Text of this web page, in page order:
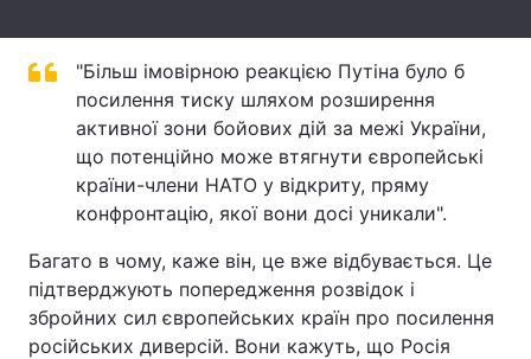
"Більш імовірною реакцією Путіна було б
посилення тиску шляхом розширення
активної зони бойових дій за межі України,
що потенційно може втягнути європейські
країни-члени НАТО у відкриту, пряму
конфронтацію, якої вони досі уникали".
Багато в чому, каже він, це вже відбувається. Це
підтверджують попередження розвідок і
збройних сил європейських країн про посилення
російських диверсій. Вони кажуть, що Росія